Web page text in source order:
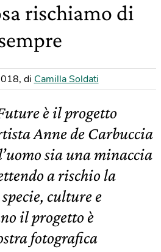
rischiamo di
, di Camilla Soldati
è il progetto
Anne de Carbuccia
sia una minaccia
a rischio la
culture e
il progetto è
fotografica